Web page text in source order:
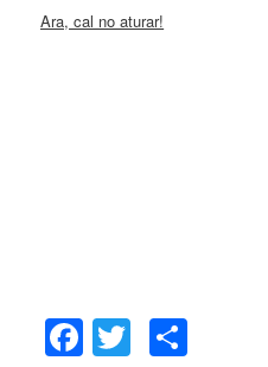
Ara, cal no aturar!
Facebook
Twitter